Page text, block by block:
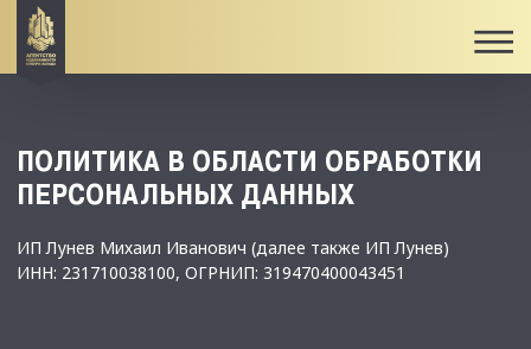
ПОЛИТИКА В ОБЛАСТИ ОБРАБОТКИ
ПЕРСОНАЛЬНЫХ ДАННЫХ
ИП Лунев Михаил Иванович (далее также ИП Лунев)
ИНН: 231710038100, ОГРНИП: 319470400043451